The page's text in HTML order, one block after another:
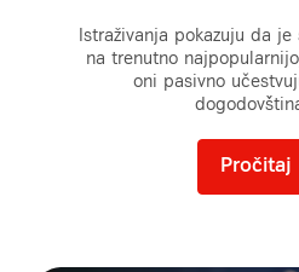
Istraživanja pokazuju da
na trenutno
oni pasivno
Pročitaj